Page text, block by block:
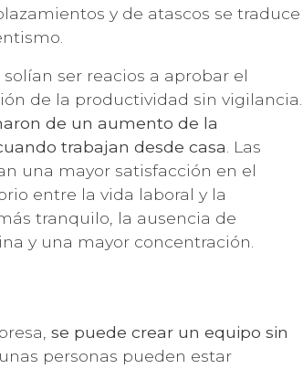
y de atascos se traduce
ser reacios a aprobar el
de la productividad sin vigilancia.
de un aumento de la
trabajan desde casa . Las
una mayor satisfacción en el
entre la vida laboral y la
tranquilo, la ausencia de
y una mayor concentración.
se puede crear un equipo sin
personas pueden estar